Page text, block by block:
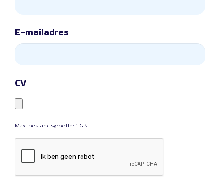
E-mailadres
CV
Max. bestandsgrootte: 1 GB.